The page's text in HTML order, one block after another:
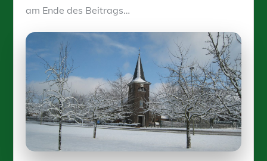
am Ende des Beitrags…